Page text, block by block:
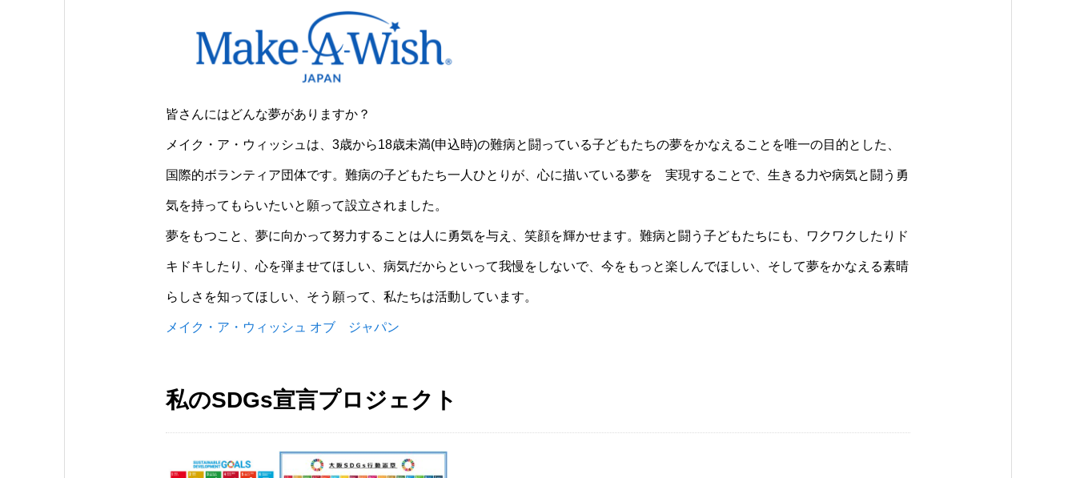
皆さんにはどんな夢がありますか？
メイク・ア・ウィッシュは、3歳から18歳未満(申込時)の難病と闘っている子どもたちの夢をかなえることを唯一の目的とした、
国際的ボランティア団体です。難病の子どもたち一人ひとりが、心に描いている夢を 実現することで、生きる力や病気と闘う勇
気を持ってもらいたいと願って設立されました。
夢をもつこと、夢に向かって努力することは人に勇気を与え、笑顔を輝かせます。難病と闘う子どもたちにも、ワクワクしたりド
キドキしたり、心を弾ませてほしい、病気だからといって我慢をしないで、今をもっと楽しんでほしい、そして夢をかなえる素晴
らしさを知ってほしい、そう願って、私たちは活動しています。
メイク・ア・ウィッシュ オブ ジャパン
私のSDGs宣言プロジェクト